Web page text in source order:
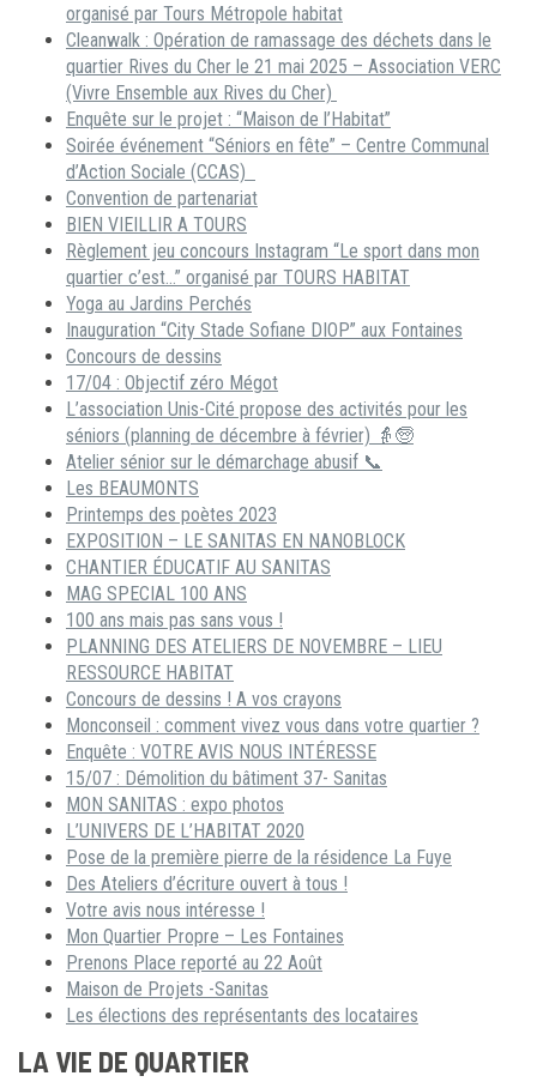
organisé par Tours Métropole habitat
Cleanwalk : Opération de ramassage des déchets dans le
quartier Rives du Cher le 21 mai 2025 – Association VERC
(Vivre Ensemble aux Rives du Cher)
Enquête sur le projet : “Maison de l’Habitat”
Soirée événement “Séniors en fête” – Centre Communal
d’Action Sociale (CCAS)
Convention de partenariat
BIEN VIEILLIR A TOURS
Règlement jeu concours Instagram “Le sport dans mon
quartier c’est…” organisé par TOURS HABITAT
Yoga au Jardins Perchés
Inauguration “City Stade Sofiane DIOP” aux Fontaines
Concours de dessins
17/04 : Objectif zéro Mégot
L’association Unis-Cité propose des activités pour les
séniors (planning de décembre à février) 👵🧓
Atelier sénior sur le démarchage abusif 📞
Les BEAUMONTS
Printemps des poètes 2023
EXPOSITION – LE SANITAS EN NANOBLOCK
CHANTIER ÉDUCATIF AU SANITAS
MAG SPECIAL 100 ANS
100 ans mais pas sans vous !
PLANNING DES ATELIERS DE NOVEMBRE – LIEU
RESSOURCE HABITAT
Concours de dessins ! A vos crayons
Monconseil : comment vivez vous dans votre quartier ?
Enquête : VOTRE AVIS NOUS INTÉRESSE
15/07 : Démolition du bâtiment 37- Sanitas
MON SANITAS : expo photos
L’UNIVERS DE L’HABITAT 2020
Pose de la première pierre de la résidence La Fuye
Des Ateliers d’écriture ouvert à tous !
Votre avis nous intéresse !
Mon Quartier Propre – Les Fontaines
Prenons Place reporté au 22 Août
Maison de Projets -Sanitas
Les élections des représentants des locataires
LA VIE DE QUARTIER